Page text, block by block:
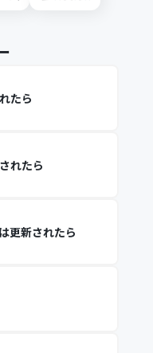
たら
れたら
更新されたら